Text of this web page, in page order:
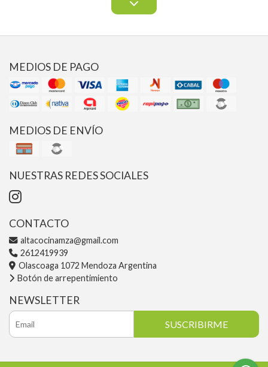
MEDIOS DE PAGO
MEDIOS DE ENVÍO
NUESTRAS REDES SOCIALES
CONTACTO
altacocinamza@gmail.com
2612419939
Olascoaga 1072 Mendoza Argentina
Botón de arrepentimiento
NEWSLETTER
SUSCRIBIRME